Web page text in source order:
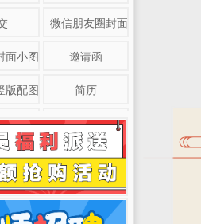
微信朋友圈封面
面小图 邀请函
版配图 简历
页 产品展示图
宝banner二维码模板图片